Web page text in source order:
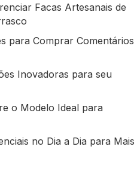
Facas Artesanais de
para Comprar Comentários
Inovadoras para seu
o Modelo Ideal para
no Dia a Dia para Mais